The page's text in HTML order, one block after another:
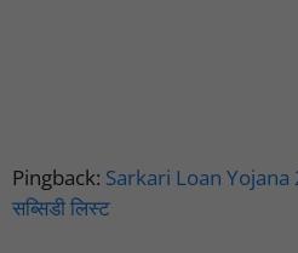
Pingback: Sarkari Loan Yojana
सब्सिडी लिस्ट